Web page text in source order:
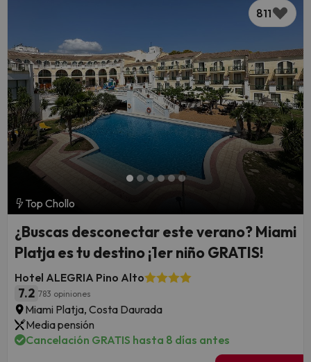
Top Chollo
811
¿Buscas desconectar este verano? Miami
Platja es tu destino ¡1er niño GRATIS!
Hotel ALEGRIA Pino Alto
7.2 783 opiniones
Miami Platja, Costa Daurada
Media pensión
Cancelación GRATIS hasta 8 días antes